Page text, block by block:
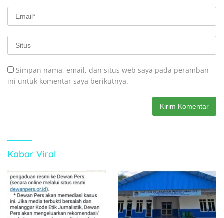
Simpan nama, email, dan situs web saya pada peramban
ini untuk komentar saya berikutnya.
Kabar Viral